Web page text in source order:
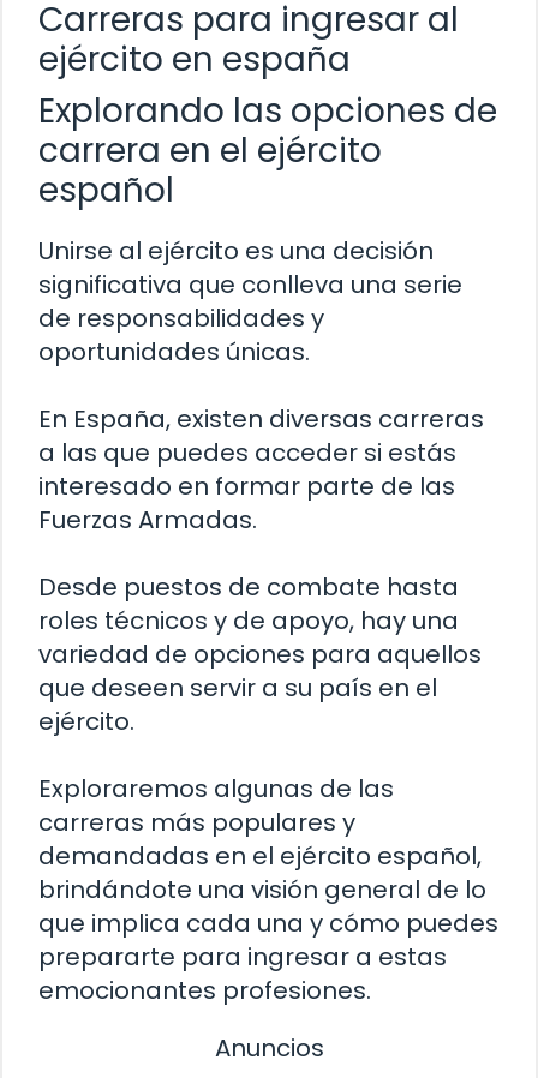
Carreras para ingresar al
ejército en españa
Explorando las opciones de
carrera en el ejército
español
Unirse al ejército es una decisión
significativa que conlleva una serie
de responsabilidades y
oportunidades únicas.
En España, existen diversas carreras
a las que puedes acceder si estás
interesado en formar parte de las
Fuerzas Armadas.
Desde puestos de combate hasta
roles técnicos y de apoyo, hay una
variedad de opciones para aquellos
que deseen servir a su país en el
ejército.
Exploraremos algunas de las
carreras más populares y
demandadas en el ejército español,
brindándote una visión general de lo
que implica cada una y cómo puedes
prepararte para ingresar a estas
emocionantes profesiones.
Anuncios